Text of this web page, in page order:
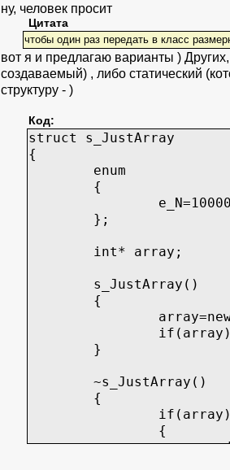
ну, человек просит
Цитата
чтобы один раз передать в класс
вот я и предлагаю варианты )
создаваемый) , либо статический
структуру - )
Код:
struct s_JustArray
{
enum
{
};
int* array;
s_JustArray()
{
}
~s_JustArray()
{
{